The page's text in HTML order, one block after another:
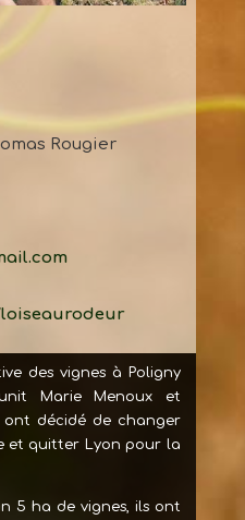
Rougier
loiseaurodeur
des vignes à Poligny
Marie Menoux et
ont décidé de changer
et quitter Lyon pour la
5 ha de vignes, ils ont